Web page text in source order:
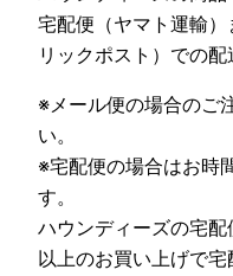
宅配便（ヤマト運輸
リックポスト）での配
※メール便の場合のご
い。
※宅配便の場合はお時
す。
ハウンディーズの宅
以上のお買い上げで